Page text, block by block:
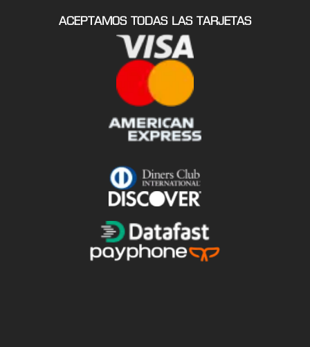
ACEPTAMOS TODAS LAS TARJETAS